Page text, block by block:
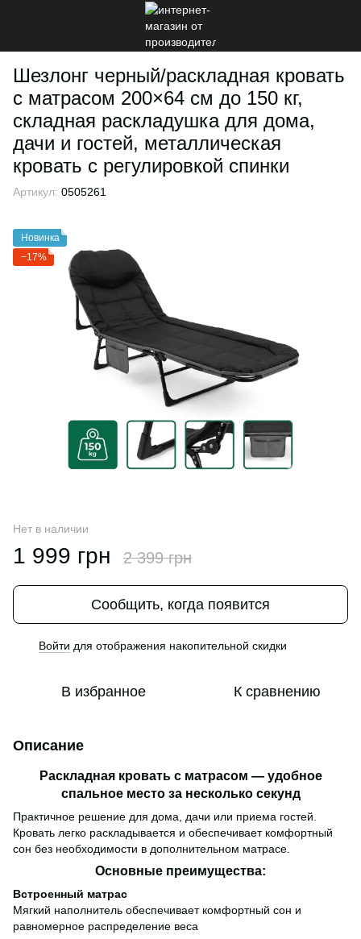
Шезлонг черный/раскладная кровать
с матрасом 200×64 см до 150 кг,
складная раскладушка для дома,
дачи и гостей, металлическая
кровать с регулировкой спинки
Артикул: 0505261
Новинка
−17%
Нет в наличии
1 999 грн 2 399 грн
Сообщить, когда появится
Войти для отображения накопительной скидки
В избранное К сравнению
Описание
Раскладная кровать с матрасом — удобное
спальное место за несколько секунд
Практичное решение для дома, дачи или приема гостей.
Кровать легко раскладывается и обеспечивает комфортный
сон без необходимости в дополнительном матрасе.
Основные преимущества:
Встроенный матрас
Мягкий наполнитель обеспечивает комфортный сон и
равномерное распределение веса